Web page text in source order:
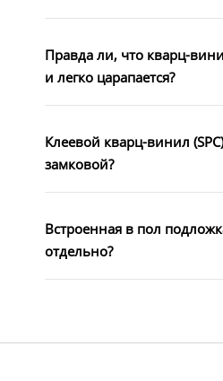
Правда ли, что кварц-
и легко царапается?
Клеевой кварц-винил
замковой?
Встроенная в пол
отдельно?